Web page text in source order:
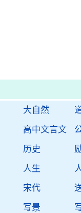
大自然
高中文言文
历史
人生
宋代
写景